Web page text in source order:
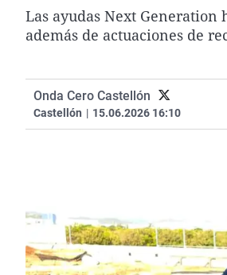
Las ayudas Next
además de actuaciones de
Onda Cero Castellón
Castellón | 15.06.2026 16:10